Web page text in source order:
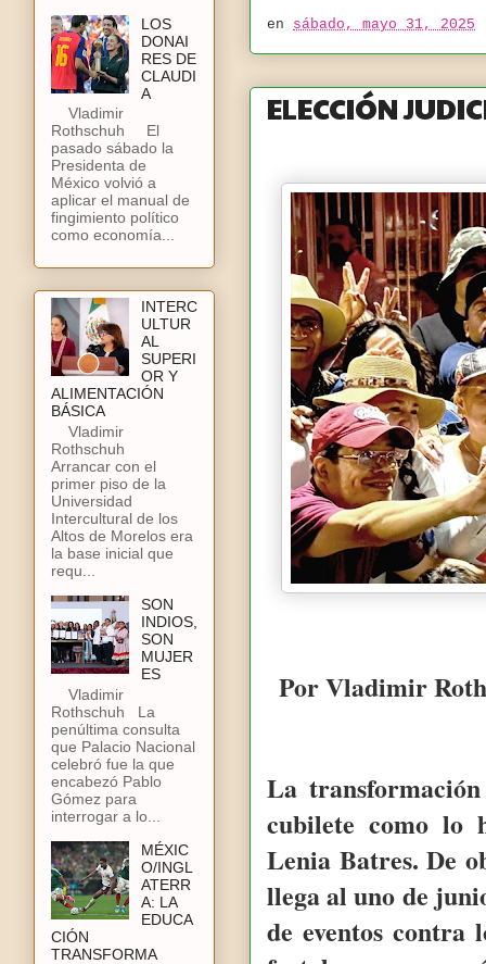
en sábado, mayo 31, 2025
ELECCIÓN
Por Vladimir
La
cubilete como lo
Lenia Batres. De
llega al uno de
de eventos contra
LOS
DONAI
RES DE
CLAUDI
A
Vladimir
Rothschuh El
pasado sábado la
Presidenta de
México volvió a
aplicar el manual de
fingimiento político
como economía...
INTERC
ULTUR
AL
SUPERI
OR Y
ALIMENTACIÓN
BÁSICA
Vladimir
Rothschuh
Arrancar con el
primer piso de la
Universidad
Intercultural de los
Altos de Morelos era
la base inicial que
requ...
SON
INDIOS,
SON
MUJER
ES
Vladimir
Rothschuh La
penúltima consulta
que Palacio Nacional
celebró fue la que
encabezó Pablo
Gómez para
interrogar a lo...
MÉXIC
O/INGL
ATERR
A: LA
EDUCA
CIÓN
TRANSFORMA